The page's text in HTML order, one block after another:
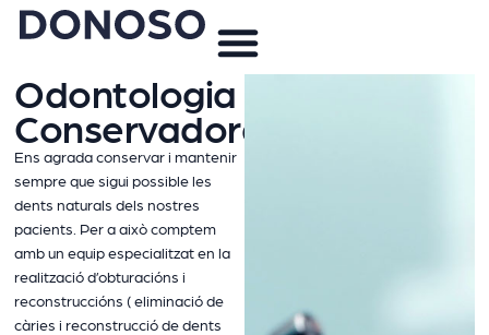
Odontologia
Conservadora
Ens agrada conservar i mantenir
sempre que sigui possible les
dents naturals dels nostres
pacients. Per a això comptem
amb un equip especialitzat en la
realització d’obturacións i
reconstruccións ( eliminació de
càries i reconstrucció de dents